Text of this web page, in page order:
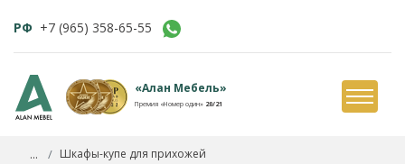
РФ +7 (965) 358-65-55
«Алан Мебель»
Премия «Номер один» 20/21
... Шкафы-купе для прихожей